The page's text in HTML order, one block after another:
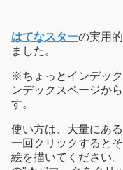
はてなスターの実用
ました。
※ちょっとインデッ
ンデックスページか
す。
使い方は、大量にあ
一回クリックすると
絵を描いてください